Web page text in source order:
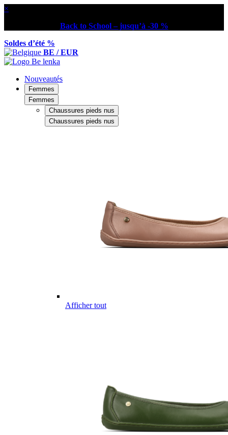
×
Back to School – jusqu’à -30 %
Soldes d’été %
BE / EUR
Nouveautés
Femmes
Femmes
Chaussures pieds nus
Chaussures pieds nus
Afficher tout